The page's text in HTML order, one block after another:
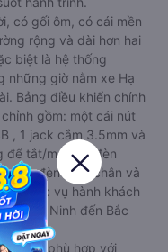
tầng, 2 dãy và 6
Trong mỗi xe limousine
được trang bị rất
hành trình.
có gối ôm, có cái mền
rộng và dài hơn hai
biệt là hệ thống
những giờ nằm xe Hạ
Bảng điều khiển chính
gồm: một cái nút
, 1 jack cắm 3.5mm và
để tắt/mở dàn đèn
đèn dưới chân và